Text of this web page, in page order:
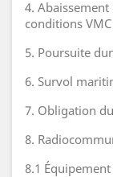
4.
conditions VMC
5. Poursuite
6. Survol
7. Obligation
8.
8.1